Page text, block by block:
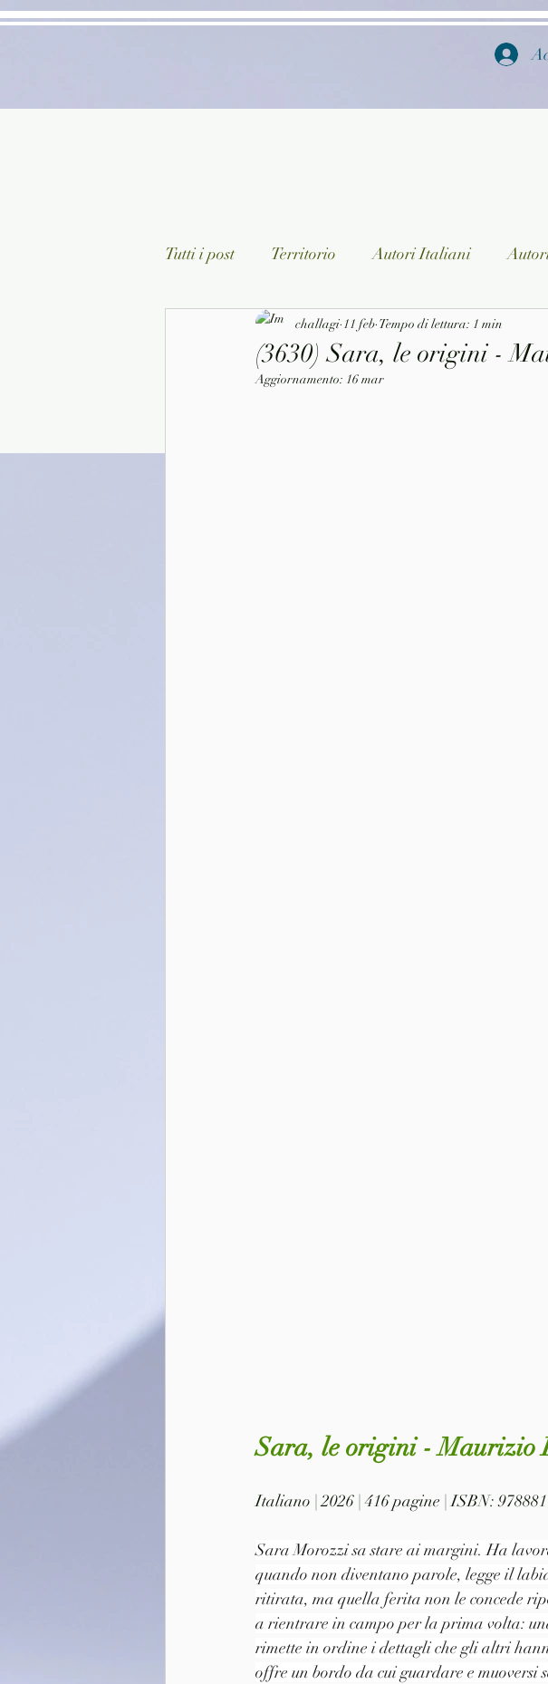
Tutti i post Territorio Autori Italiani
Classici lett. italiana Saggistica Ragazzi
(3630) Sara, le origini -
challagi 11 feb Tempo di lettura: 1 min
Aggiornamento: 16 mar
Sara, le origini - Maurizio
Italiano | 2026 | 416 pagine | ISBN:
Sara Morozzi sa stare ai margini. Ha
quando non diventano parole, legge il
ritirata, ma quella ferita non le concede
a rientrare in campo per la prima volta:
rimette in ordine i dettagli che gli altri
offre un bordo da cui guardare e muoversi